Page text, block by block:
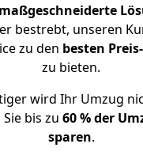
maßgeschneiderte
bestrebt, unseren
zu den besten
zu bieten.
wird Ihr Umzug
bis zu 60 % der
sparen.